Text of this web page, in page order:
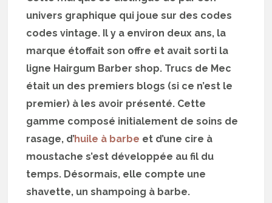
univers graphique qui joue sur des codes
codes vintage. Il y a environ deux ans, la
marque étoffait son offre et avait sorti la
ligne Hairgum Barber shop. Trucs de Mec
était un des premiers blogs (si ce n’est le
premier) à les avoir présenté. Cette
gamme composé initialement de soins de
rasage, d’huile à barbe et d’une cire à
moustache s’est développée au fil du
temps. Désormais, elle compte une
shavette, un shampoing à barbe.